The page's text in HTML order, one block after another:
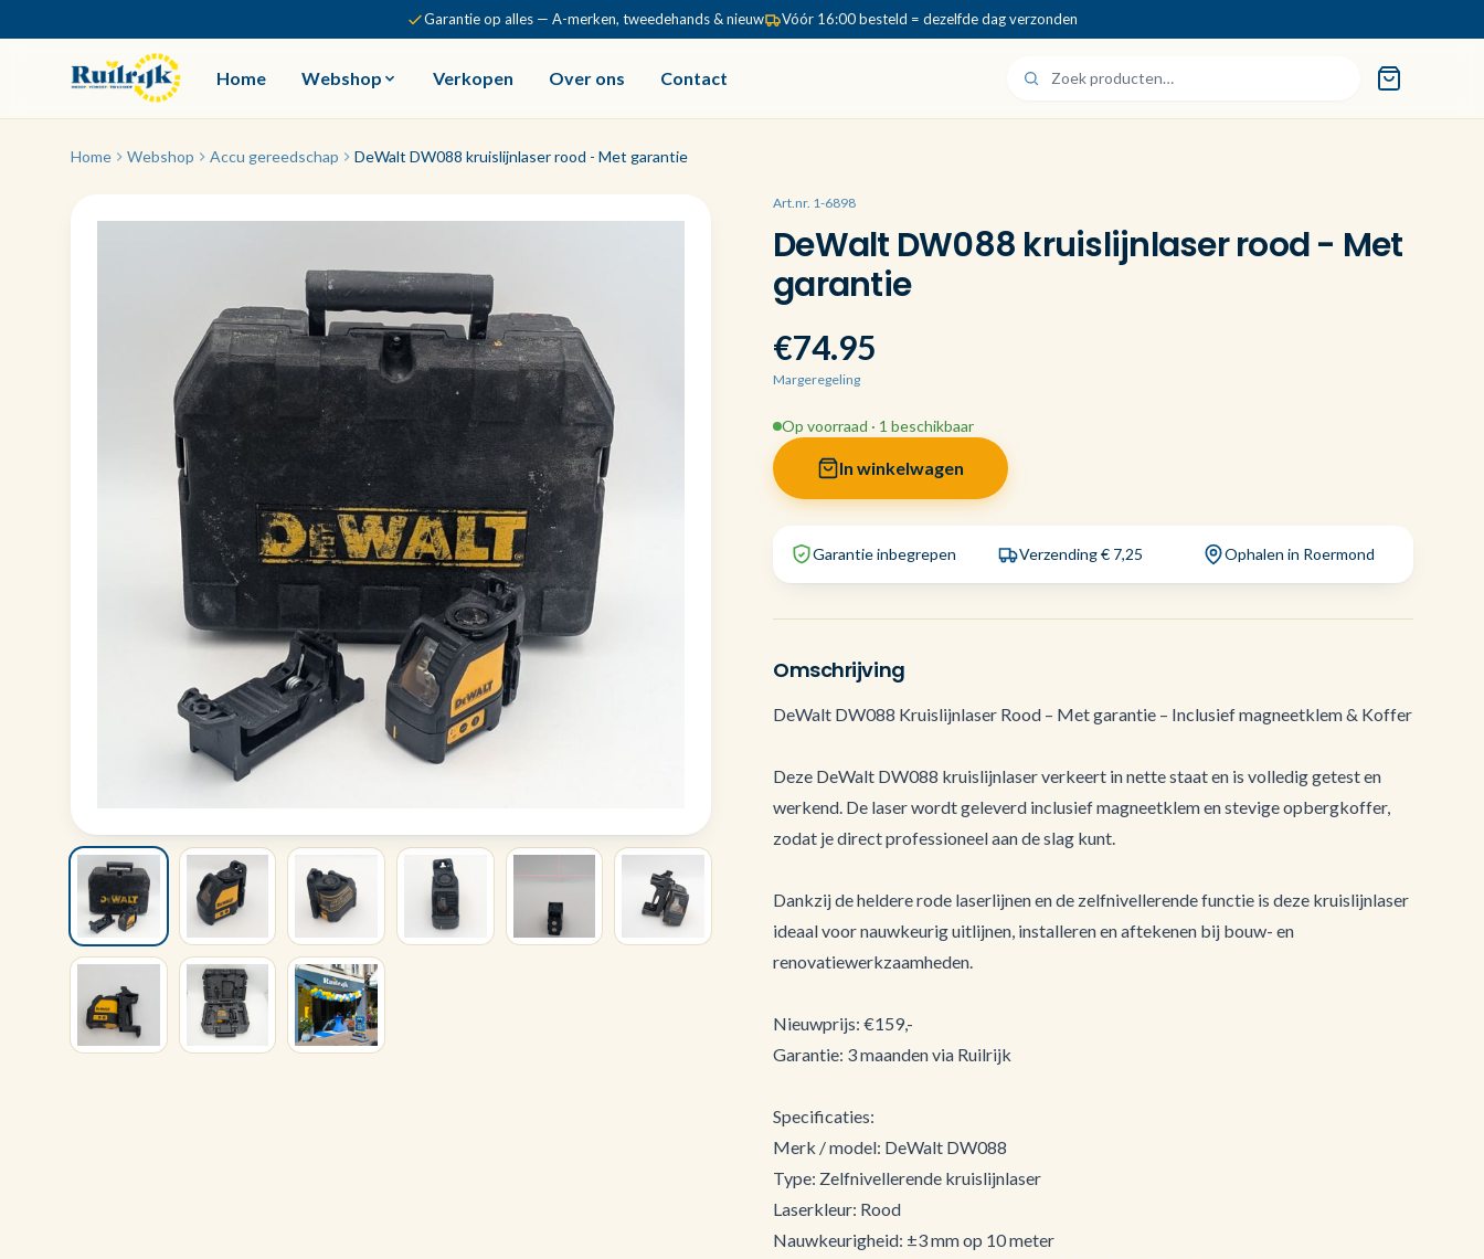
Garantie op alles — A-merken, tweedehands & nieuw Vóór 16:00 besteld = dezelfde dag verzonden
Home Webshop Verkopen Over ons Contact
Home Webshop Accu gereedschap DeWalt DW088 kruislijnlaser rood - Met garantie
Art.nr. 1-6898
DeWalt DW088 kruislijnlaser rood - Met
garantie
€74.95
Margeregeling
Op voorraad · 1 beschikbaar
In winkelwagen
Garantie inbegrepen Verzending € 7,25 Ophalen in Roermond
Omschrijving
DeWalt DW088 Kruislijnlaser Rood – Met garantie – Inclusief magneetklem & Koffer
Deze DeWalt DW088 kruislijnlaser verkeert in nette staat en is volledig getest en
werkend. De laser wordt geleverd inclusief magneetklem en stevige opbergkoffer,
zodat je direct professioneel aan de slag kunt.
Dankzij de heldere rode laserlijnen en de zelfnivellerende functie is deze kruislijnlaser
ideaal voor nauwkeurig uitlijnen, installeren en aftekenen bij bouw- en
renovatiewerkzaamheden.
Nieuwprijs: €159,-
Garantie: 3 maanden via Ruilrijk
Specificaties:
Merk / model: DeWalt DW088
Type: Zelfnivellerende kruislijnlaser
Laserkleur: Rood
Nauwkeurigheid: ±3 mm op 10 meter